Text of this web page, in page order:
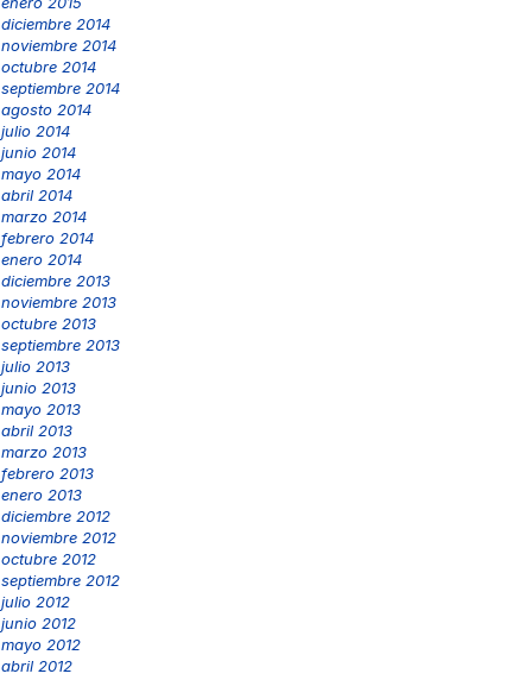
diciembre 2014
noviembre 2014
octubre 2014
septiembre 2014
agosto 2014
julio 2014
junio 2014
mayo 2014
abril 2014
marzo 2014
febrero 2014
enero 2014
diciembre 2013
noviembre 2013
octubre 2013
septiembre 2013
julio 2013
junio 2013
mayo 2013
abril 2013
marzo 2013
febrero 2013
enero 2013
diciembre 2012
noviembre 2012
octubre 2012
septiembre 2012
julio 2012
junio 2012
mayo 2012
abril 2012